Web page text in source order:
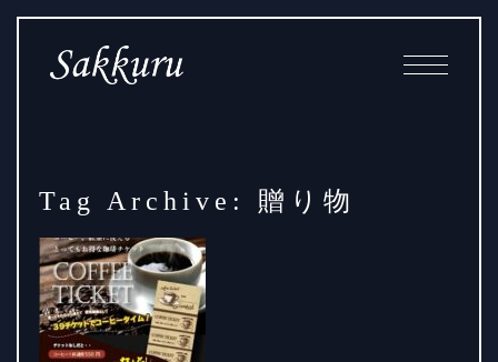
Skip
ContentNavigation
Tag Archive: 贈り物